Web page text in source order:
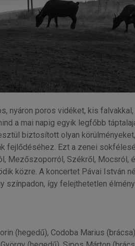
nyáron poros vidéket, kis
a mai napig egyik legfőbb
biztosított olyan
fejlődéséhez. Ezt a zenei
Mezőszoporról, Székről,
közre. A koncertet Pávai István
így felejthetetlen
(hegedű), Codoba Marius